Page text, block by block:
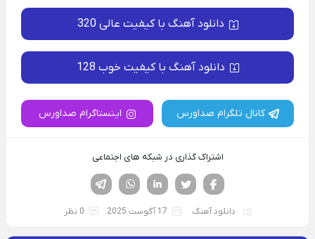
دانلود آهنگ با کیفیت عالی 320
دانلود آهنگ با کیفیت خوب 128
کانال تلگرام صداورس اینستاگرام صداورس
اشتراک گذاری در شبکه های اجتماعی
لینکدین تویتر
فیسوک
دانلود آهنگ 17 آگوست 2025 0 نظر